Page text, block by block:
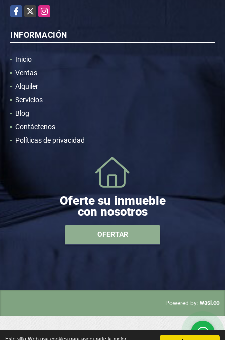
Facebook
X Instagram
INFORMACIÓN
Inicio
Ventas
Alquiler
Servicios
Blog
Contáctenos
Políticas de privacidad
Oferte su inmueble
con nosotros
OFERTAR
Powered by: wasi.co